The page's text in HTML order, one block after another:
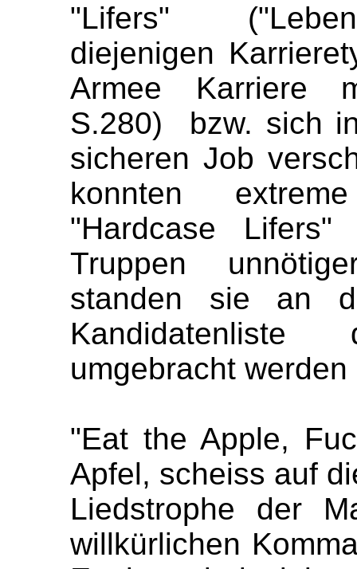
"Lifers"
diejenigen
Armee Karriere
S.280)
bzw. sich
sicheren Job
konnten
"Hardcase
Truppen
standen sie an
umgebracht
"Eat the Apple,
Apfel, scheiss auf
Liedstrophe der
willkürlichen